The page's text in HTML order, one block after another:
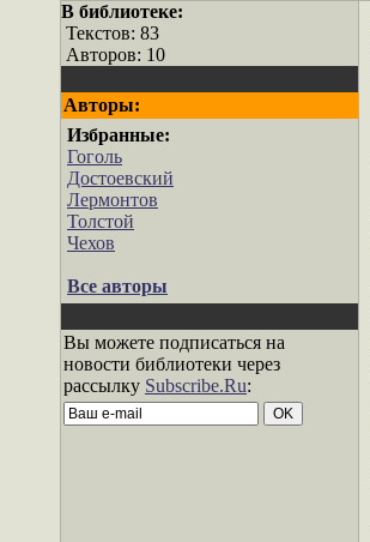
В библиотеке:
Текстов: 83
Авторов: 10
Авторы:
Избранные:
Гоголь
Достоевский
Лермонтов
Толстой
Чехов
Все авторы
Вы можете подписаться на
новости библиотеки через
рассылку Subscribe.Ru: